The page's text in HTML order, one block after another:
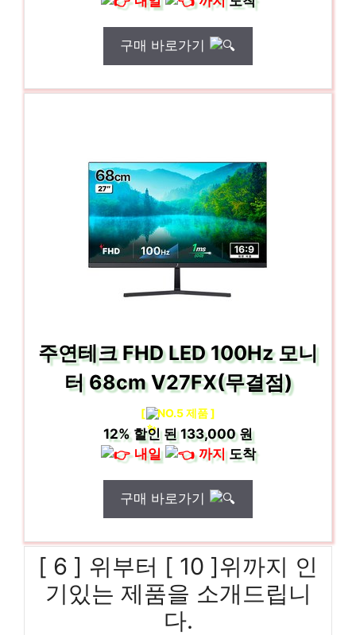
구매 바로가기
주연테크 FHD LED 100Hz 모니
터 68cm V27FX(무결점)
[ NO.5 제품 ]
12% 할인 된133,000 원
내일
까지도착
구매 바로가기
[ 6 ] 위부터 [ 10 ]위까지 인
기있는 제품을 소개드립니
다.